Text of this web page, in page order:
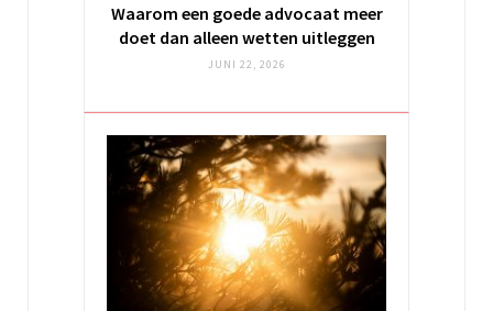
Waarom een goede advocaat meer
doet dan alleen wetten uitleggen
JUNI 22, 2026